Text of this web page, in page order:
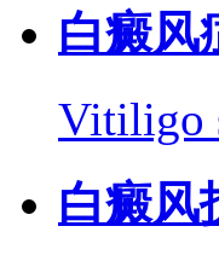
白癜风
Vitiligo
白癜风